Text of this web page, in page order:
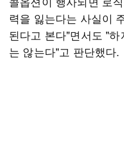
력을 잃는다는 사실이
된다고 본다"면서도 "
는 않는다"고 판단했다.